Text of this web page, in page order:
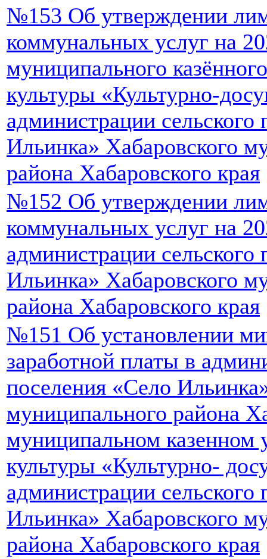
№153 Об утверждении
коммунальных услуг на
муниципального
культуры «Культурно-
администрации сельского
Ильинка» Хабаровского
района Хабаровского края
№152 Об утверждении
коммунальных услуг на
администрации сельского
Ильинка» Хабаровского
района Хабаровского края
№151 Об установлении
заработной платы в
поселения «Село
муниципального района
муниципальном казенном
культуры «Культурно-
администрации сельского
Ильинка» Хабаровского
района Хабаровского края